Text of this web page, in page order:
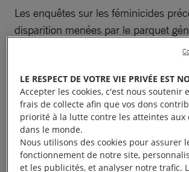
Les enquêtes sur les féminicides
disparition menées par le parquet
de Mexico (FGJEM) présentent de
se traduisent par le fait que des
perdues, que toutes les pistes n’ont
explorées, et que la dimension de
correctement appliquée. Ces
la procédure judiciaire et augmentent
d’une impunité dans ces affaires,
LE RESPECT DE VOTRE VIE PRIVÉE EST
Accepter les cookies, c'est nous soutenir
frais de collecte afin que vos dons
priorité à la lutte contre les atteintes aux
dans le monde.
Nous utilisons des cookies pour assurer
fonctionnement de notre site,
et les publicités, et analyser notre trafic.